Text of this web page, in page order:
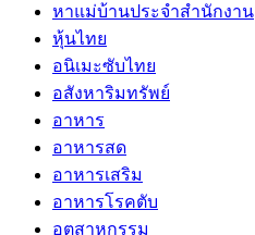
หาแม่บ้านประจำสำนักงาน
หุ้นไทย
อนิเมะซับไทย
อสังหาริมทรัพย์
อาหาร
อาหารสด
อาหารเสริม
อาหารโรคตับ
อุตสาหกรรม